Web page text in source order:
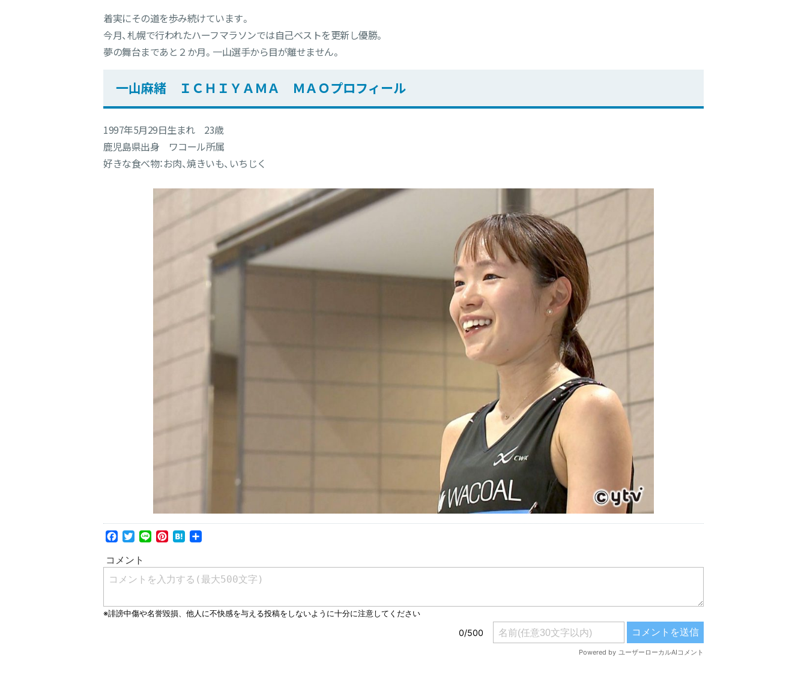
着実にその道を歩み続けています。
今月、札幌で行われたハーフマラソンでは自己ベストを更新し優勝。
夢の舞台まであと２か月。一山選手から目が離せません。
一山麻緒 ＩＣＨＩＹＡＭＡ ＭＡＯプロフィール
1997年5月29日生まれ 23歳
鹿児島県出身 ワコール所属
好きな食べ物：お肉、焼きいも、いちじく
Facebook
Twitter
LinePinterest
Hatena